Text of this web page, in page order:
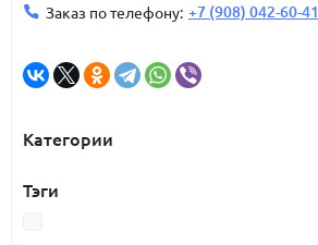
Заказ по телефону: +7 (908) 042-60-41
Категории
Тэги